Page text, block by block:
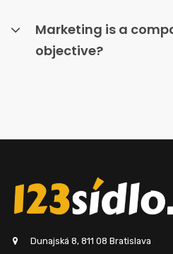
Marketing is a
objective?
Dunajská 8, 811 08 Bratislava